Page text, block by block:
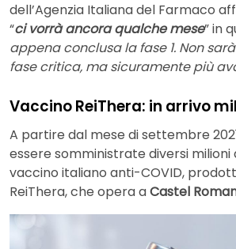
dell’Agenzia Italiana del Farmaco
“ci vorrà ancora qualche mese” in
appena conclusa la fase 1. Non
fase critica, ma sicuramente più
Vaccino ReiThera: in arrivo
A partire dal mese di settembre
essere somministrate diversi milioni
vaccino italiano anti-COVID,
ReiThera, che opera aCastel